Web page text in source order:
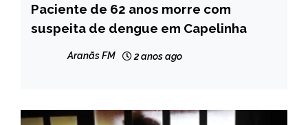
CAPELINHA
Paciente de 62 anos morre com
suspeita de dengue em Capelinha
Aranãs FM 2 anos ago